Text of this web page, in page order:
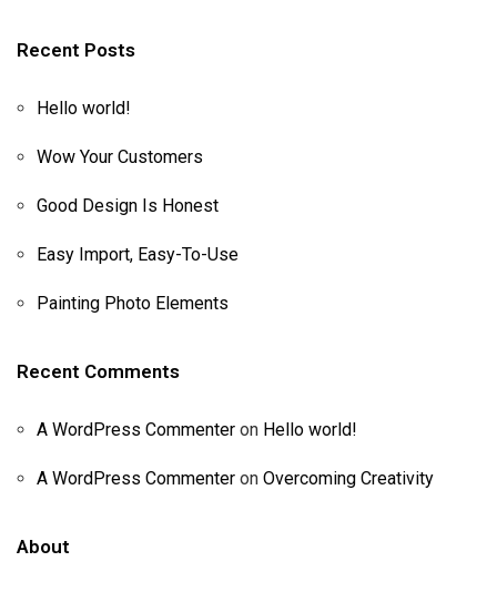
Recent Posts
Hello world!
Wow Your Customers
Good Design Is Honest
Easy Import, Easy-To-Use
Painting Photo Elements
Recent Comments
A WordPress Commenter on Hello world!
A WordPress Commenter on Overcoming Creativity
About